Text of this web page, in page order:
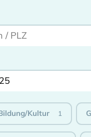
Kultur 1